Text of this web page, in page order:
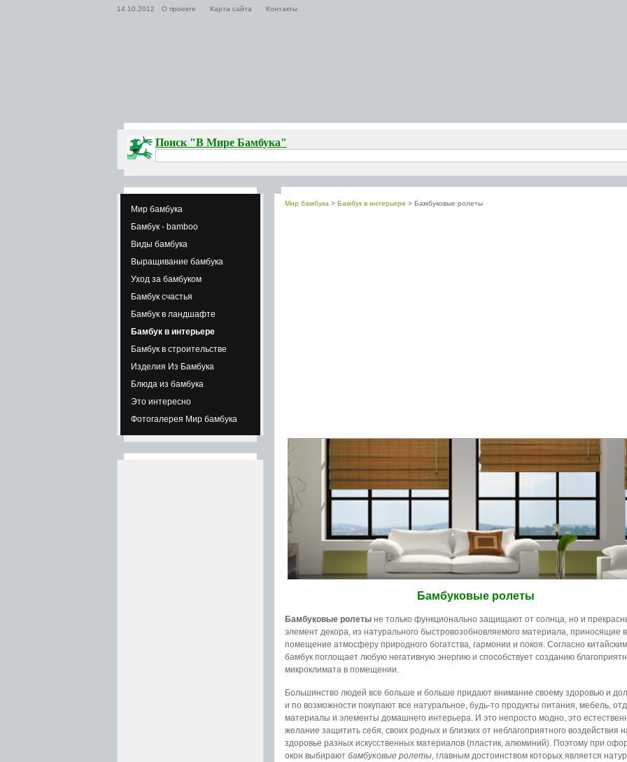
14.10.2012 О проекте Карта сайта Контакты
Поиск "В Мире Бамбука"
Мир бамбука
Бамбук - bamboo
Виды бамбука
Выращивание бамбука
Уход за бамбуком
Бамбук счастья
Бамбук в ландшафте
Бамбук в интерьере
Бамбук в строительстве
Изделия Из Бамбука
Блюда из бамбука
Это интересно
Фотогалерея Мир бамбука
Мир бамбука > Бамбук в интерьере > Бамбуковые ролеты
Бамбуковые ролеты
Бамбуковые ролеты не только функционально защищают от солнца, но и
элемент декора, из натурального быстровозобновляемого материала, приносящие
помещение атмосферу природного богатства, гармонии и покоя. Согласно
бамбук поглощает любую негативную энергию и способствует созданию
микроклимата в помещении.
Большинство людей все больше и больше придают внимание своему здоровью и
и по возможности покупают все натуральное, будь-то продукты питания, мебель,
материалы и элементы домашнего интерьера. И это непросто модно, это
желание защитить себя, своих родных и близких от неблагоприятного воздействия
здоровье разных искусственных материалов (пластик, алюминий). Поэтому при
окон выбирают бамбуковые ролеты, главным достоинством которых является